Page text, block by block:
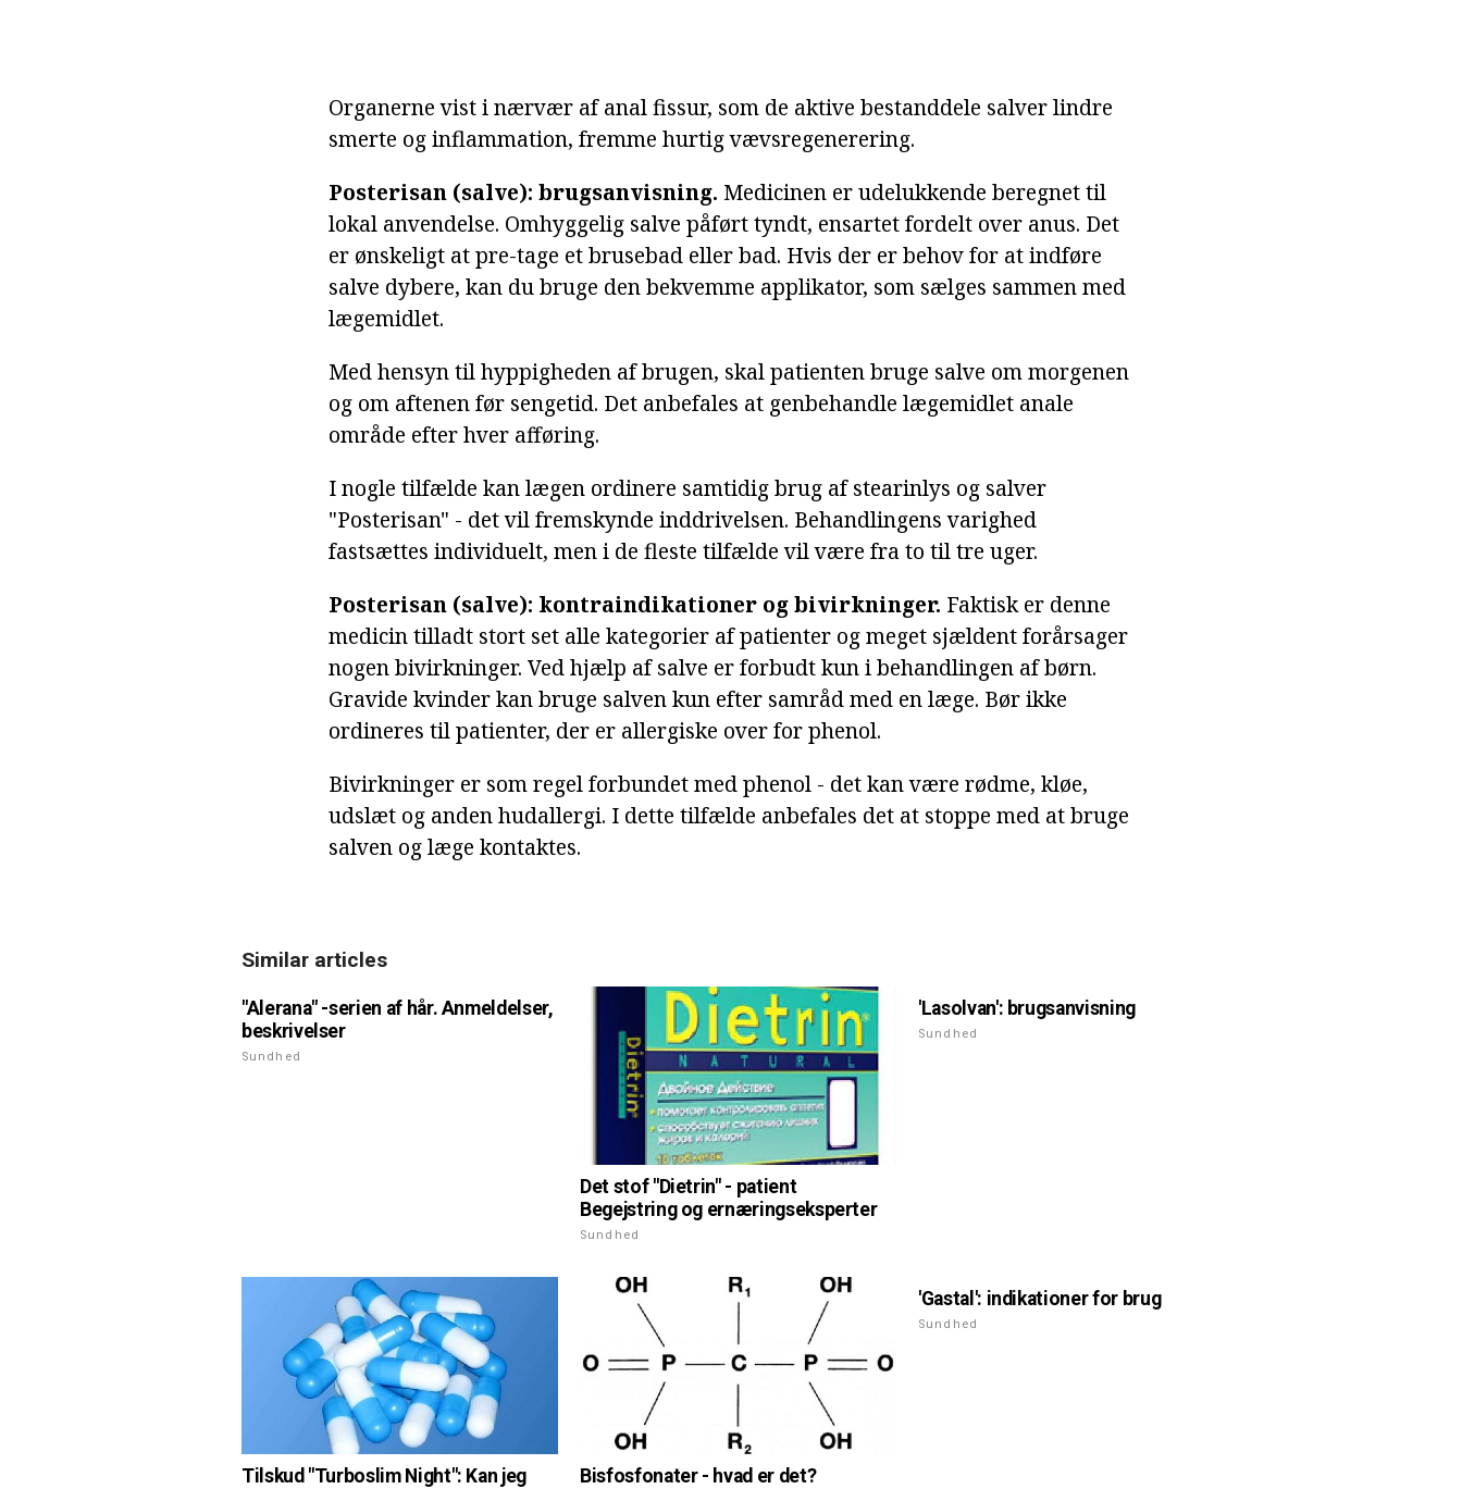
Organerne vist i nærvær af anal fissur, som de aktive bestanddele salver lindre
smerte og inflammation, fremme hurtig vævsregenerering.
Posterisan (salve): brugsanvisning. Medicinen er udelukkende beregnet til
lokal anvendelse. Omhyggelig salve påført tyndt, ensartet fordelt over anus. Det
er ønskeligt at pre-tage et brusebad eller bad. Hvis der er behov for at indføre
salve dybere, kan du bruge den bekvemme applikator, som sælges sammen med
lægemidlet.
Med hensyn til hyppigheden af brugen, skal patienten bruge salve om morgenen
og om aftenen før sengetid. Det anbefales at genbehandle lægemidlet anale
område efter hver afføring.
I nogle tilfælde kan lægen ordinere samtidig brug af stearinlys og salver
"Posterisan" - det vil fremskynde inddrivelsen. Behandlingens varighed
fastsættes individuelt, men i de fleste tilfælde vil være fra to til tre uger.
Posterisan (salve): kontraindikationer og bivirkninger. Faktisk er denne
medicin tilladt stort set alle kategorier af patienter og meget sjældent forårsager
nogen bivirkninger. Ved hjælp af salve er forbudt kun i behandlingen af børn.
Gravide kvinder kan bruge salven kun efter samråd med en læge. Bør ikke
ordineres til patienter, der er allergiske over for phenol.
Bivirkninger er som regel forbundet med phenol - det kan være rødme, kløe,
udslæt og anden hudallergi. I dette tilfælde anbefales det at stoppe med at bruge
salven og læge kontaktes.
Similar articles
"Alerana" -serien af hår. Anmeldelser,
beskrivelser
Sundhed
Det stof "Dietrin" - patient
Begejstring og ernæringseksperter
Sundhed
'Lasolvan': brugsanvisning
Sundhed
Tilskud "Turboslim Night": Kan jeg
Bisfosfonater - hvad er det?
'Gastal': indikationer for brug
Sundhed